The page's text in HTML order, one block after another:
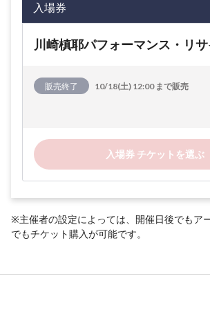
入場券
川崎槙耶パフォーマンス・リ
販売終了 10/18(土) 12:00 まで販売
入場券 チケットを選ぶ
※主催者の設定によっては、開催日後でもア
でもチケット購入が可能です。